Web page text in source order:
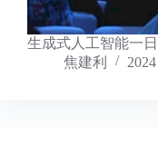
生成式人工智能一
焦建利